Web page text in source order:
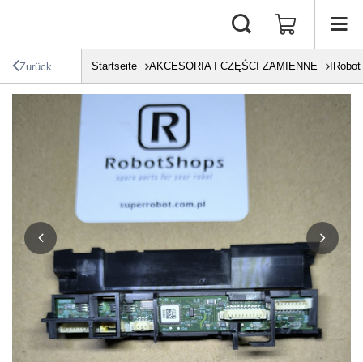
Zurück Startseite AKCESORIA I CZĘŚCI ZAMIENNE IRobot